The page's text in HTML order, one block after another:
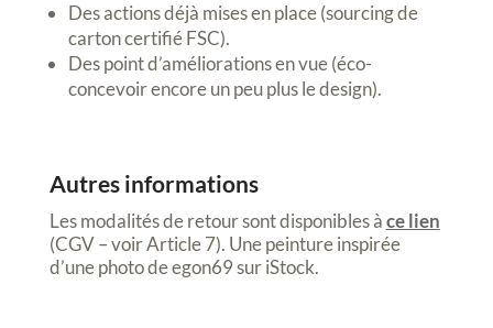
Des actions déjà mises en place (sourcing de
carton certifié FSC).
Des point d’améliorations en vue (éco-
concevoir encore un peu plus le design).
Autres informations
Les modalités de retour sont disponibles àce lien
(CGV – voir Article 7). Une peinture inspirée
d’une photo de egon69 sur iStock.